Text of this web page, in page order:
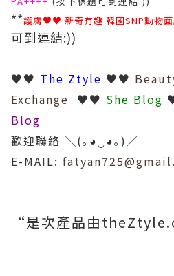
**護膚♥♥ 新奇有趣 韓國SNP動物
可到連結:))
♥♥ The Ztyle ♥♥
Exchange
♥♥ She Blog
Blog
歡迎聯絡 ╲(｡◕‿◕｡)╱
E-MAIL:
“是次產品由